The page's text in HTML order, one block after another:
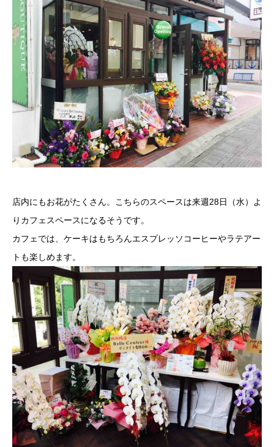
店内にもお花がたくさん。こちらのスペースは来週28日（水）よ
りカフェスペースになるそうです。
カフェでは、ケーキはもちろんエスプレッソコーヒーやラテアー
トも楽しめます。